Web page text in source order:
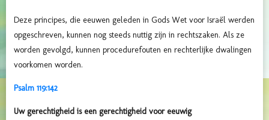
Deze principes, die eeuwen geleden in Gods Wet voor Israël werden
opgeschreven, kunnen nog steeds nuttig zijn in rechtszaken. Als ze
worden gevolgd, kunnen procedurefouten en rechterlijke dwalingen
voorkomen worden.
Psalm 119:142
Uw gerechtigheid is een gerechtigheid voor eeuwig